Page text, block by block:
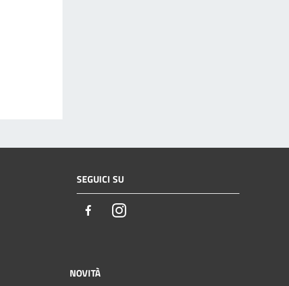
SEGUICI SU
FacebookInstagram
NOVITÀ